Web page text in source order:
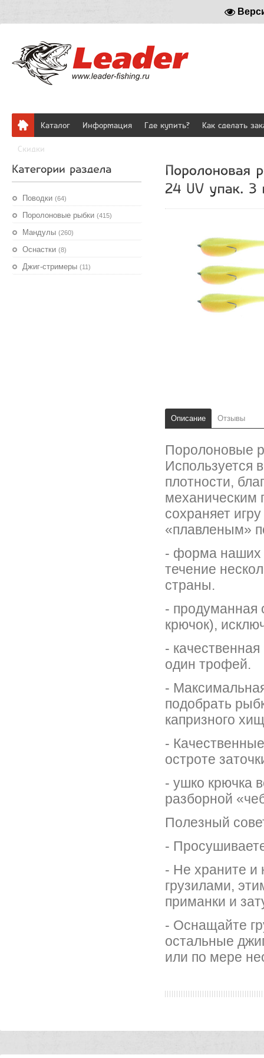
Каталог Информация Где купить? Как сделать
Скидки
Поводки (64)
Поролоновые рыбки (415)
Мандулы (260)
Оснастки (8)
Джиг-стримеры (11)
Описание Отзывы
Поролоновые
Используется
плотности,
механическим
сохраняет
«плавленым»
- форма наших
течение
страны.
- продуманная
крючок),
-
один трофей.
-
подобрать
капризного
-
остроте
- ушко крючка
разборной
Полезный
-
- Не храните и
грузилами,
приманки и
- Оснащайте
остальные
или по мере